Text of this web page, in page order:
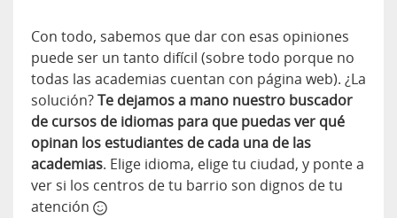
Con todo, sabemos que dar con esas opiniones
puede ser un tanto difícil (sobre todo porque no
todas las academias cuentan con página web). ¿La
solución?Te dejamos a mano nuestro buscador
de cursos de idiomas para que puedas ver qué
opinan los estudiantes de cada una de las
academias. Elige idioma, elige tu ciudad, y ponte a
ver si los centros de tu barrio son dignos de tu
atención